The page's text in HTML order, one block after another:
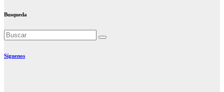
Busqueda
Síguenos